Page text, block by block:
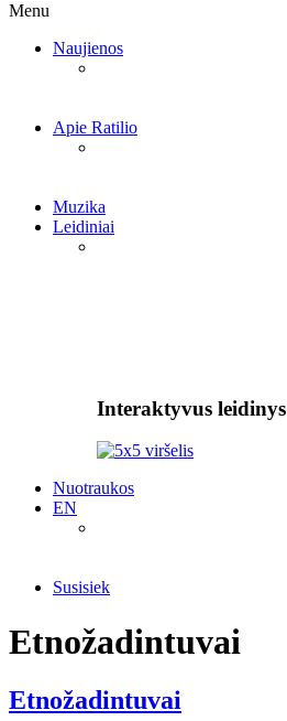
Menu
Naujienos
Apie Ratilio
Muzika
Leidiniai
Interaktyvus leidinys
Nuotraukos
EN
Susisiek
Etnožadintuvai
Etnožadintuvai